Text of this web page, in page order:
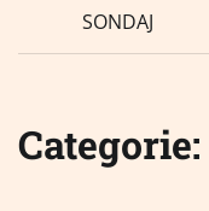
SONDAJ
Categorie: